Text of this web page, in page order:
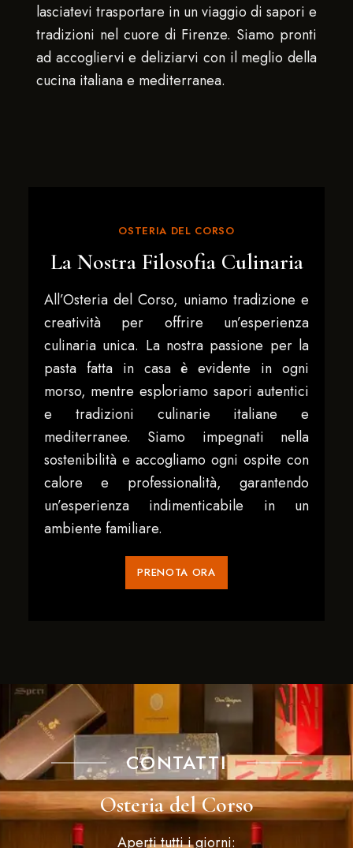
lasciatevi trasportare in un viaggio di sapori e
tradizioni nel cuore di Firenze. Siamo pronti
ad accogliervi e deliziarvi con il meglio della
cucina italiana e mediterranea.
OSTERIA DEL CORSO
La Nostra Filosofia Culinaria
All’Osteria del Corso, uniamo tradizione e
creatività per offrire un’esperienza
culinaria unica. La nostra passione per la
pasta fatta in casa è evidente in ogni
morso, mentre esploriamo sapori autentici
e tradizioni culinarie italiane e
mediterranee. Siamo impegnati nella
sostenibilità e accogliamo ogni ospite con
calore e professionalità, garantendo
un’esperienza indimenticabile in un
ambiente familiare.
PRENOTA ORA
CONTATTI
Osteria del Corso
Aperti tutti i giorni: